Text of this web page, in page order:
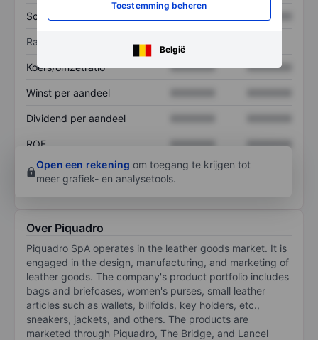
Toestemming beheren
België
Schulden XXXXXXX
Ratio's
Koers/omzetratio XXXXXXX XXXXXXX
Winst per aandeel
Dividend per aandeel
ROE XXXXXXX
XXXXXXX
Open een rekening om toegang te krijgen tot
meer grafiek- en analysetools.
Over Piquadro
Piquadro SpA operates in the leather goods market. It is
engaged in the design, manufacturing, and marketing of
leather goods. The company's product portfolio includes
bags and briefcases, women's purses, small leather
articles such as wallets, billfolds, key holders, etc.,
sneakers, jackets, and others. The products are
marketed through Piquadro, The Bridge, and Lancel